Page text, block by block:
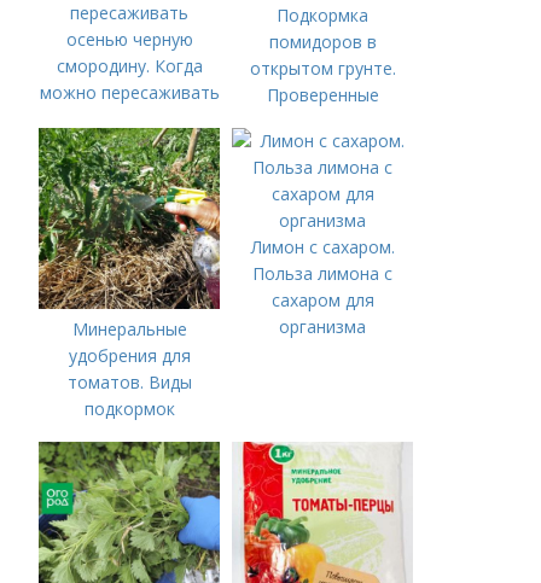
пересаживать
осенью черную
смородину. Когда
можно пересаживать
Подкормка
помидоров в
открытом грунте.
Проверенные
минеральные
удобрения
Минеральные
удобрения для
томатов. Виды
подкормок
Лимон с сахаром.
Польза лимона с
сахаром для
организма